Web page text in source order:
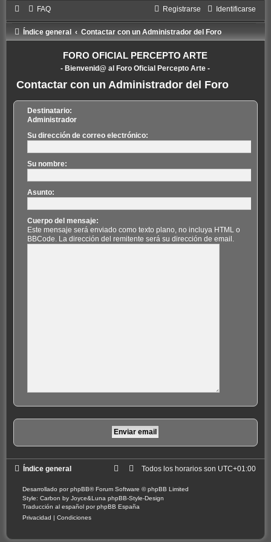
FAQ Identificarse
Registrarse
Índice general Contactar con un Administrador del Foro
FORO OFICIAL PERCEPTO ARTE
- Bienvenid@ al Foro Oficial Percepto Arte -
Contactar con un Administrador del Foro
Destinatario:
Administrador
Su dirección de correo electrónico:
Su nombre:
Asunto:
Cuerpo del mensaje:
Este mensaje será enviado como texto plano, no incluya HTML o
BBCode. La dirección del remitente será su dirección de email.
Índice general Todos los horarios son UTC+01:00
Desarrollado porphpBB® Forum Software © phpBB Limited
Style: Carbon by Joyce&Luna phpBB-Style-Design
Traducción al español porphpBB España
Privacidad | Condiciones